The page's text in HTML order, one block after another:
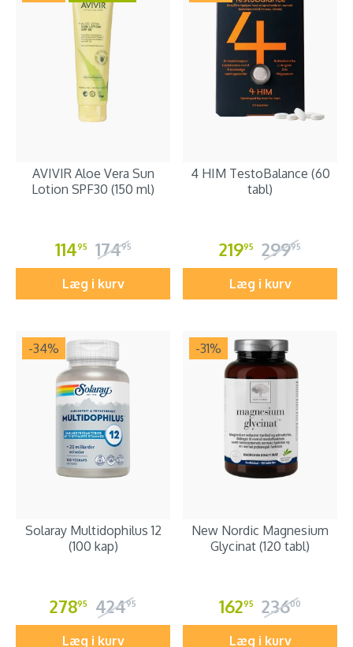
AVIVIR Aloe Vera Sun
Lotion SPF30 (150 ml)
11495 17495
Læg i kurv
4 HIM TestoBalance (60
tabl)
21995 29995
Læg i kurv
-34%
Solaray Multidophilus 12
(100 kap)
27895 42495
Læg i kurv
-31%
New Nordic Magnesium
Glycinat (120 tabl)
16295 23600
Læg i kurv